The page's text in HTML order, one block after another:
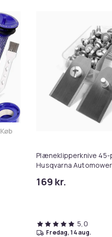
Læg Filter til Dyson V7/V8 -
Køb
Plæneklipperknive 45-
Husqvarna
169 kr.
5,0
fredag, 14 aug.